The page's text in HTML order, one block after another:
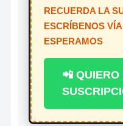
RECUERDA LA
ESCRÍBENOS
ESPERAMOS
📲 QUIERO